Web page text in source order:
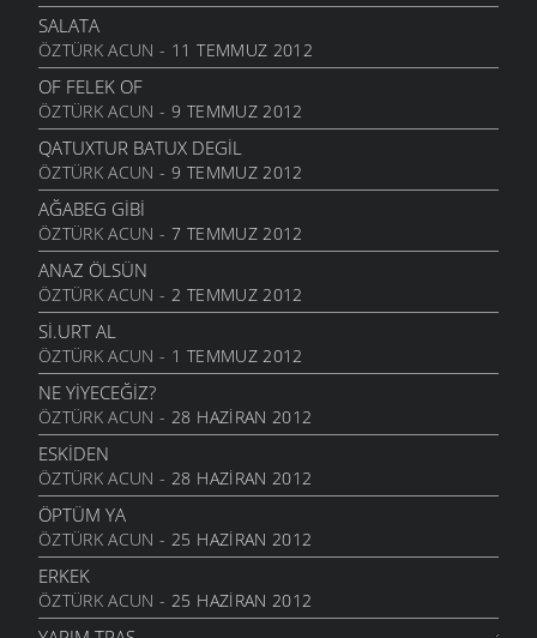
AYI POSTU
9 TEMMUZ 2007
KAYMAKAM
9 TEMMUZ 2007
YEMESİ YOK
9 TEMMUZ 2007
KAZMANIN SAPI
9 TEMMUZ 2007
BÜYÜYÜNCE GÖRMELİ
9 TEMMUZ 2007
TELEVİZYON
9 TEMMUZ 2007
ŞEYTAN
9 TEMMUZ 2007
BİZİMKİ DE HIRLI DEĞİL
9 TEMMUZ 2007
BU KADAR MI ÖLDÜN?
9 TEMMUZ 2007
SIĞYADAKI YAYUĞ YAYMA
9 TEMMUZ 2007
ATASÖZLERI
OTARDIĞIM DANA
ATASÖZLERI- 7 EKIM 2006
HEM HIZAN
ATASÖZLERI- 6 EKIM 2006
SIZDE
ATASÖZLERI- 13 EYLÜL 2006
KIZ
ATASÖZLERI- 12 EYLÜL 2006
KAÇKÇA
ATASÖZLERI
QAYIŞA SOR
ATASÖZLERI- 25 AĞUSTOS 2006
BINAN XAM ZANMIŞ
ATASÖZLERI
KIMIN
ATASÖZLERI
İBDIN ETMA
ATASÖZLERI
GOTUNA BAHMIYER
ATASÖZLERI
SALATA
ÖZTÜRK ACUN - 11 TEMMUZ 2012
OF FELEK OF
ÖZTÜRK ACUN - 9 TEMMUZ 2012
QATUXTUR BATUX DEGIL
ÖZTÜRK ACUN - 9 TEMMUZ 2012
AĞABEG GIBI
ÖZTÜRK ACUN - 7 TEMMUZ 2012
ANAZ ÖLSÜN
ÖZTÜRK ACUN - 2 TEMMUZ 2012
SI.URT AL
ÖZTÜRK ACUN - 1 TEMMUZ 2012
NE YİYECEĞİZ?
ÖZTÜRK ACUN - 28 HAZIRAN 2012
ESKIDEN
ÖZTÜRK ACUN - 28 HAZIRAN 2012
ÖPTÜM YA
ÖZTÜRK ACUN - 25 HAZIRAN 2012
ERKEK
ÖZTÜRK ACUN - 25 HAZIRAN 2012